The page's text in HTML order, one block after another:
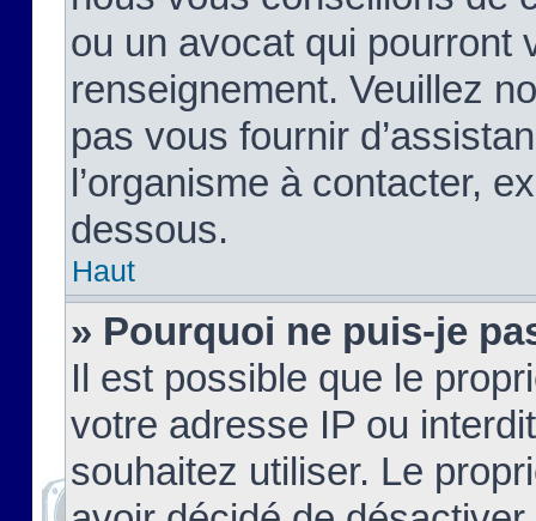
ou un avocat qui pourront
renseignement. Veuillez
pas vous fournir
l’organisme à contacter,
dessous.
Haut
» Pourquoi ne puis-je
Il est possible que le
votre adresse IP ou
souhaitez utiliser. Le